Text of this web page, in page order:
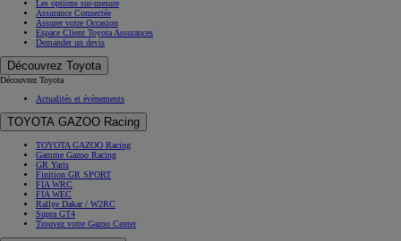
Les options sur-mesure
Assurance Connectée
Assurer votre Occasion
Espace Client Toyota Assurances
Demander un devis
Découvrez Toyota
Découvrez Toyota
Actualités et évènements
TOYOTA GAZOO Racing
TOYOTA GAZOO Racing
Gamme Gazoo Racing
GR Yaris
Finition GR SPORT
FIA WRC
FIA WEC
Rallye Dakar / W2RC
Supra GT4
Trouvez votre Gazoo Center